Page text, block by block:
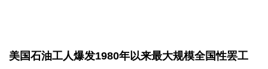
美国石油工人爆发1980年以来最大规模全国性罢工